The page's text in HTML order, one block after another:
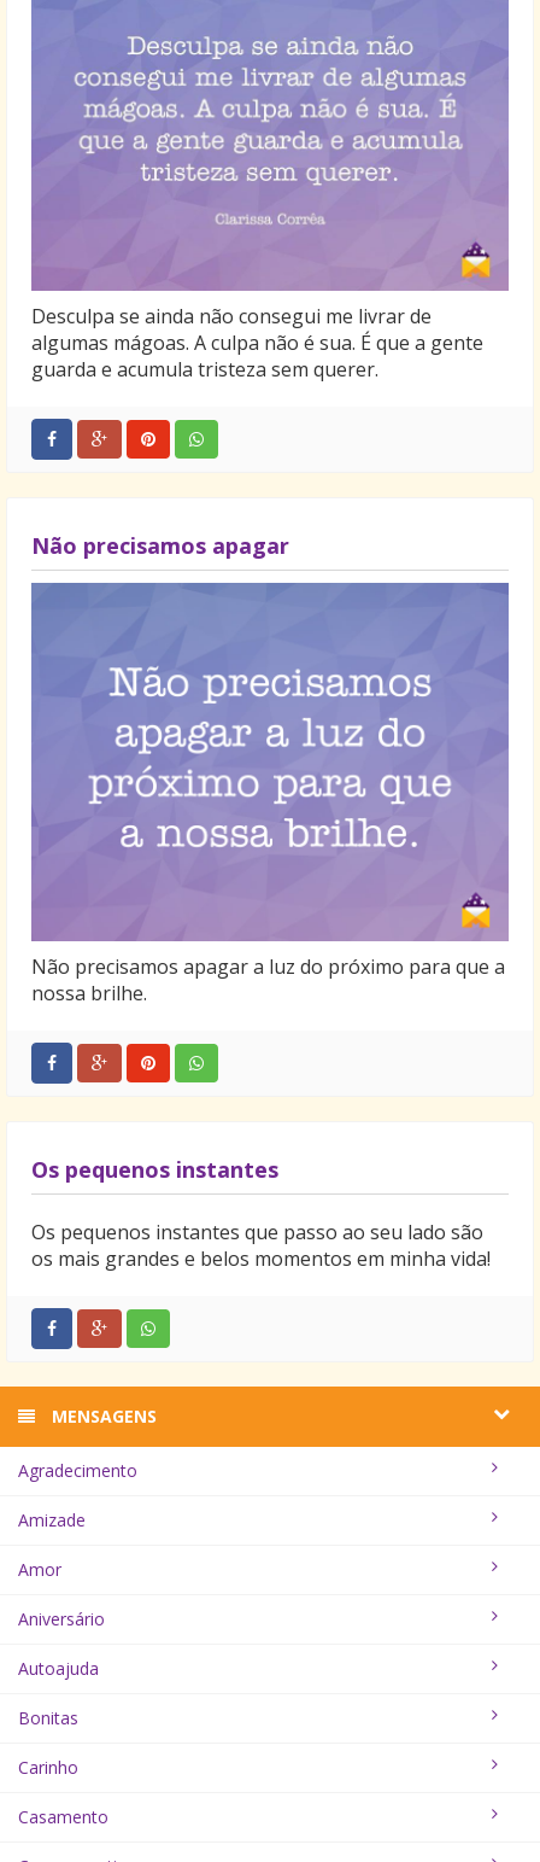
Desculpa se ainda não consegui me livrar de
algumas mágoas. A culpa não é sua. É que a gente
guarda e acumula tristeza sem querer.
Não precisamos apagar
Não precisamos apagar a luz do próximo para que a
nossa brilhe.
Os pequenos instantes
Os pequenos instantes que passo ao seu lado são
os mais grandes e belos momentos em minha vida!
MENSAGENS
Agradecimento
Amizade
Amor
Aniversário
Autoajuda
Bonitas
Carinho
Casamento